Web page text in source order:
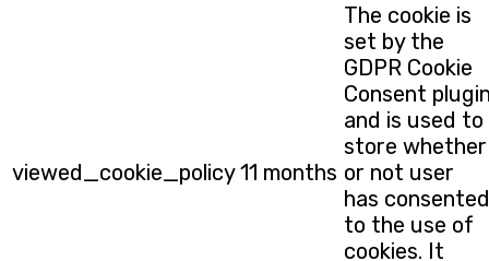
viewed_cookie_policy11 months
The cookie is
set by the
GDPR Cookie
Consent
and is used to
store whether
or not user
has consented
to the use of
cookies. It